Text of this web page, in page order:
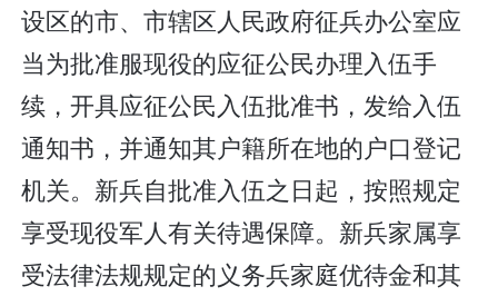
设区的市、市辖区人民政府征兵办公室应
当为批准服现役的应征公民办理入伍手
续，开具应征公民入伍批准书，发给入伍
通知书，并通知其户籍所在地的户口登记
机关。新兵自批准入伍之日起，按照规定
享受现役军人有关待遇保障。新兵家属享
受法律法规规定的义务兵家庭优待金和其